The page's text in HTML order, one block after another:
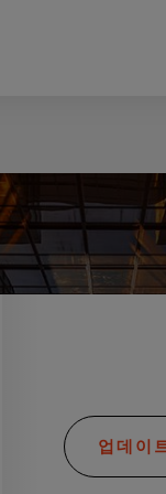
업데이